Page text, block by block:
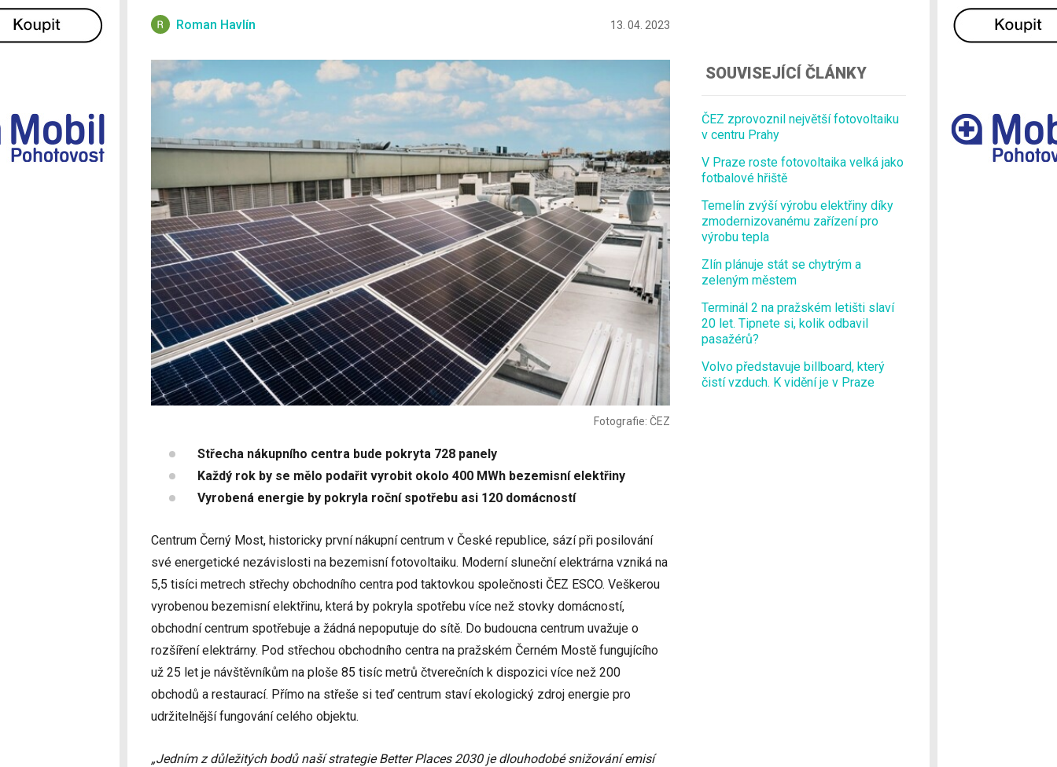
Roman Havlín 13. 04. 2023
Fotografie: ČEZ
Střecha nákupního centra bude pokryta 728 panely
Každý rok by se mělo podařit vyrobit okolo 400 MWh bezemisní elektřiny
Vyrobená energie by pokryla roční spotřebu asi 120 domácností
Centrum Černý Most, historicky první nákupní centrum v České republice, sází při posilování
své energetické nezávislosti na bezemisní fotovoltaiku. Moderní sluneční elektrárna vzniká na
5,5 tisíci metrech střechy obchodního centra pod taktovkou společnosti ČEZ ESCO. Veškerou
vyrobenou bezemisní elektřinu, která by pokryla spotřebu více než stovky domácností,
obchodní centrum spotřebuje a žádná nepoputuje do sítě. Do budoucna centrum uvažuje o
rozšíření elektrárny. Pod střechou obchodního centra na pražském Černém Mostě fungujícího
už 25 let je návštěvníkům na ploše 85 tisíc metrů čtverečních k dispozici více než 200
obchodů a restaurací. Přímo na střeše si teď centrum staví ekologický zdroj energie pro
udržitelnější fungování celého objektu.
„Jedním z důležitých bodů naší strategie Better Places 2030 je dlouhodobé snižování emisí
SOUVISEJÍCÍ ČLÁNKY
ČEZ zprovoznil největší fotovoltaiku
v centru Prahy
V Praze roste fotovoltaika velká jako
fotbalové hřiště
Temelín zvýší výrobu elektřiny díky
zmodernizovanému zařízení pro
výrobu tepla
Zlín plánuje stát se chytrým a
zeleným městem
Terminál 2 na pražském letišti slaví
20 let. Tipnete si, kolik odbavil
pasažérů?
Volvo představuje billboard, který
čistí vzduch. K vidění je v Praze